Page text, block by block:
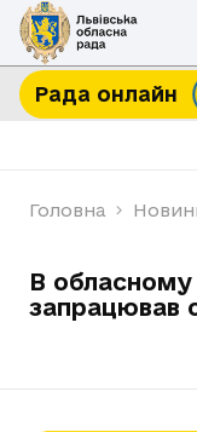
Рада онлайн
Головна
В обласному
запрацював